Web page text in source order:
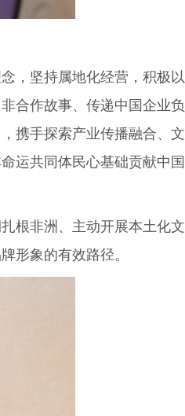
，坚持属地化经营，积极以
合作故事、传递中国企业负
携手探索产业传播融合、文
运共同体民心基础贡献中国
根非洲、主动开展本土化文
形象的有效路径。